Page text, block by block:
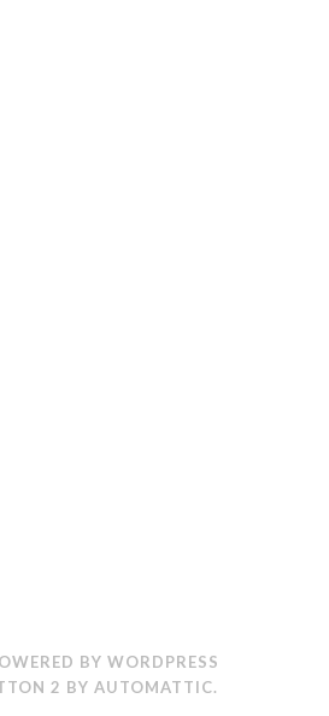
BY WORDPRESS
2 BY AUTOMATTIC.